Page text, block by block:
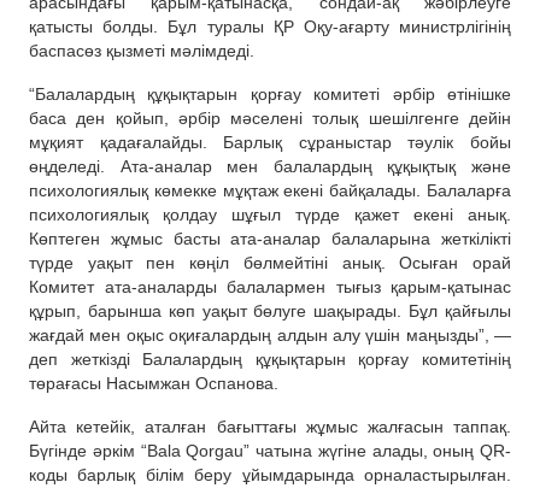
қатысты болды. Бұл туралы ҚР Оқу-ағарту министрлігінің
баспасөз қызметі мәлімдеді.
“Балалардың құқықтарын қорғау комитеті әрбір өтінішке
баса ден қойып, әрбір мәселені толық шешілгенге дейін
мұқият қадағалайды. Барлық сұраныстар тәулік бойы
өңделеді. Ата-аналар мен балалардың құқықтық және
психологиялық көмекке мұқтаж екені байқалады. Балаларға
психологиялық қолдау шұғыл түрде қажет екені анық.
Көптеген жұмыс басты ата-аналар балаларына жеткілікті
түрде уақыт пен көңіл бөлмейтіні анық. Осыған орай
Комитет ата-аналарды балалармен тығыз қарым-қатынас
құрып, барынша көп уақыт бөлуге шақырады. Бұл қайғылы
жағдай мен оқыс оқиғалардың алдын алу үшін маңызды”, —
деп жеткізді Балалардың құқықтарын қорғау комитетінің
төрағасы Насымжан Оспанова.
Айта кетейік, аталған бағыттағы жұмыс жалғасын таппақ.
Бүгінде әркім “Bala Qorgau” чатына жүгіне алады, оның QR-
коды барлық білім беру ұйымдарында орналастырылған.